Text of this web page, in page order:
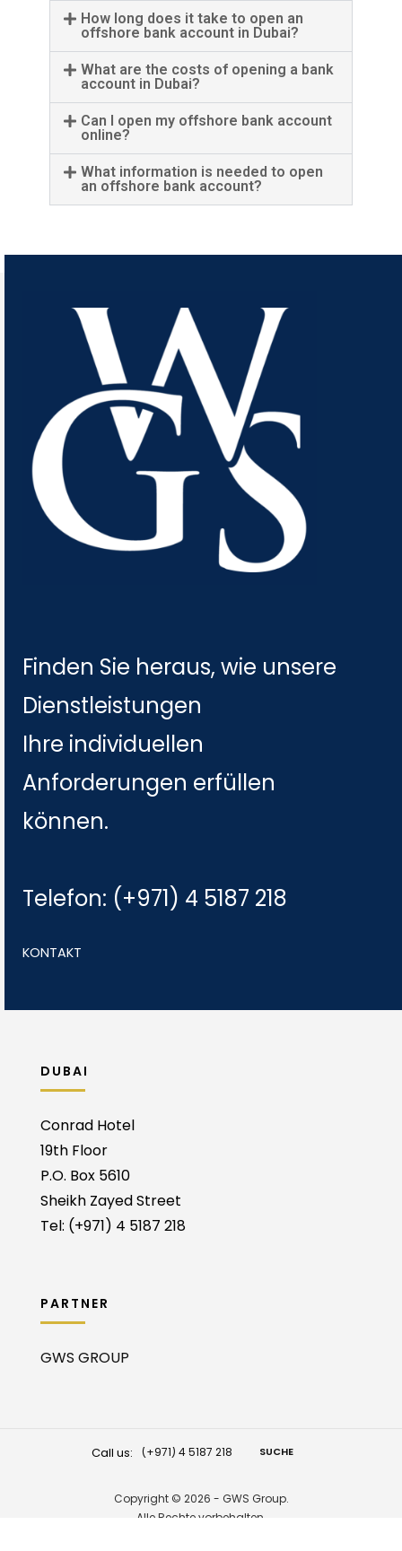
How long does it take to open an
offshore bank account in Dubai?
What are the costs of opening a bank
account in Dubai?
Can I open my offshore bank account
online?
What information is needed to open
an offshore bank account?
Finden Sie heraus, wie unsere
Dienstleistungen
Ihre individuellen
Anforderungen erfüllen
können.
Telefon: (+971) 4 5187 218
KONTAKT
DUBAI
Conrad Hotel
19th Floor
P.O. Box 5610
Sheikh Zayed Street
Tel: (+971) 4 5187 218
PARTNER
GWS GROUP
Call us: (+971) 4 5187 218 SUCHE
Copyright © 2026 - GWS Group.
Alle Rechte vorbehalten.